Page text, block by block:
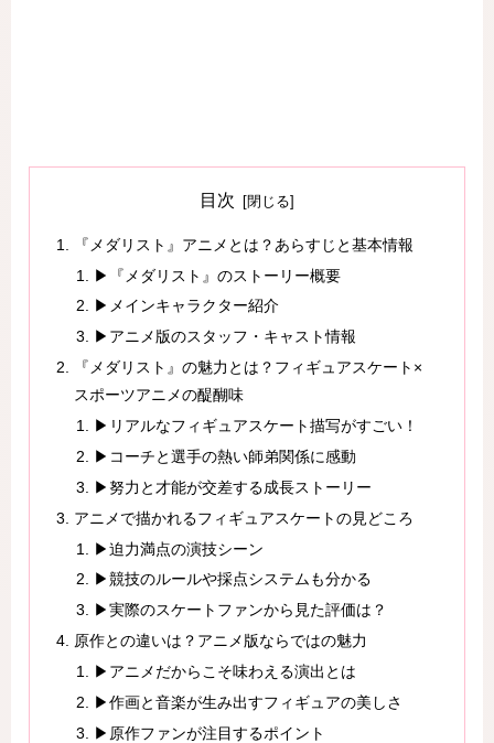
目次
『メダリスト』アニメとは？あらすじと基本情報
▶『メダリスト』のストーリー概要
▶メインキャラクター紹介
▶アニメ版のスタッフ・キャスト情報
『メダリスト』の魅力とは？フィギュアスケート×
スポーツアニメの醍醐味
▶リアルなフィギュアスケート描写がすごい！
▶コーチと選手の熱い師弟関係に感動
▶努力と才能が交差する成長ストーリー
アニメで描かれるフィギュアスケートの見どころ
▶迫力満点の演技シーン
▶競技のルールや採点システムも分かる
▶実際のスケートファンから見た評価は？
原作との違いは？アニメ版ならではの魅力
▶アニメだからこそ味わえる演出とは
▶作画と音楽が生み出すフィギュアの美しさ
▶原作ファンが注目するポイント